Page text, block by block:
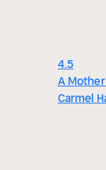
4.5
A
Carmel